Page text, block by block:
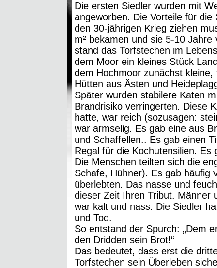
Die ersten Siedler wurden mit
angeworben. Die Vorteile für
den 30-jährigen Krieg ziehen
m² bekamen und sie 5-10
stand das Torfstechen im
dem Moor ein kleines Stück
dem Hochmoor zunächst
Hütten aus Ästen und
Später wurden stabilere Katen
Brandrisiko verringerten. Diese
hatte, war reich (sozusagen:
war armselig. Es gab eine aus
und Schaffellen.. Es gab einen
Regal für die Kochutensilien. Es
Die Menschen teilten sich die
Schafe, Hühner). Es gab häufig
überlebten. Das nasse und
dieser Zeit Ihren Tribut. Männer
war kalt und nass. Die Siedler
und Tod.
So entstand der Spurch: „Dem
den Dridden sein Brot!“
Das bedeutet, dass erst die
Torfstechen sein Überleben